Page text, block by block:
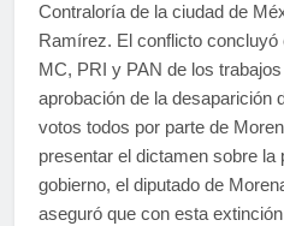
Contraloría de la ciudad de
Ramírez. El conflicto concluyó
MC, PRI y PAN de los
aprobación de la desaparición
votos todos por parte de
presentar el dictamen sobre la
gobierno, el diputado de
aseguró que con esta